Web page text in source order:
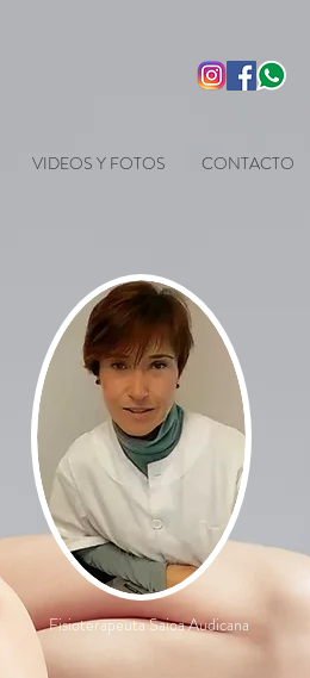
VIDEOS Y FOTOS CONTACTO
Fisioterapeuta Saioa Audicana